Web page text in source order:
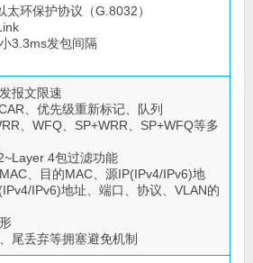
太环保护协议（G.8032）
3.3ms发包间隔
报文限速
、优先级重新标记、队列
、WFQ、SP+WRR、SP+WFQ等多
4包过滤功能
、目的MAC、源IP(IPv4/IPv6)地
IPv6)地址、端口、协议、VLAN的
尾丢弃等拥塞避免机制